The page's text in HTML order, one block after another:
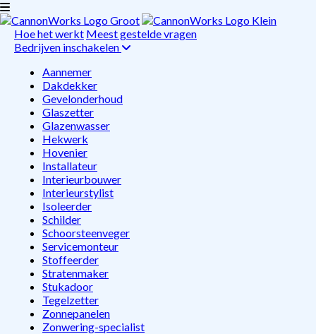
Hoe het werkt Meest gestelde vragen
Bedrijven inschakelen
Aannemer
Dakdekker
Gevelonderhoud
Glaszetter
Glazenwasser
Hekwerk
Hovenier
Installateur
Interieurbouwer
Interieurstylist
Isoleerder
Schilder
Schoorsteenveger
Servicemonteur
Stoffeerder
Stratenmaker
Stukadoor
Tegelzetter
Zonnepanelen
Zonwering-specialist